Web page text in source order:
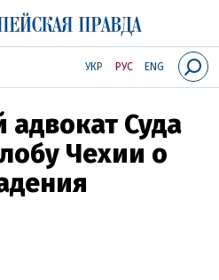
УКР РУС ENG
Суда
Чехии о